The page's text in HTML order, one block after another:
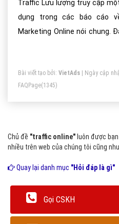
Traffic Lưu lượng truy cập
dụng trong các báo cáo
Marketing Online nói chung.
trong các chỉ số quan trọng
mục tiêu hướng tới của rất
Bài viết tạo bởi: VietAds | Ngày cập
FAQPage(1345)
Chủ đề "traffic online" luôn được
nhiều trên web của chúng tôi cũng
Quay lại danh mục "Hỏi đáp là gì"
Gọi CSKH